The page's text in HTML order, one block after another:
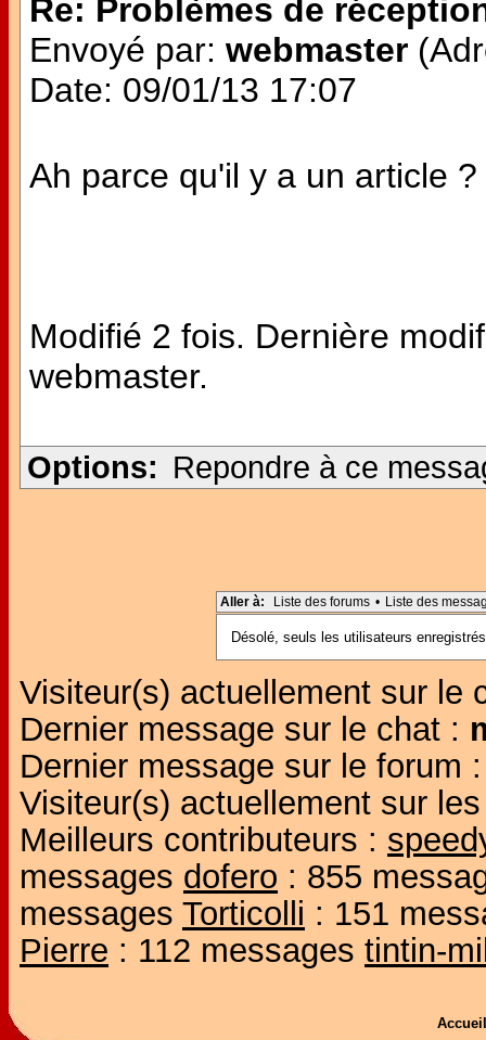
Re: Problèmes de
Envoyé par: webmaster
Date: 09/01/13 17:07
Ah parce qu'il y a un article ?
Modifié 2 fois. Dernière
webmaster.
Options: Repondre à ce
Aller à: Liste des forums • Liste des
Désolé, seuls les utilisateurs
Visiteur(s) actuellement sur le
Dernier message sur le chat :
Dernier message sur le forum
Visiteur(s) actuellement sur
Meilleurs contributeurs :
messages dofero : 855
messages Torticolli : 151
Pierre : 112 messages tintin-